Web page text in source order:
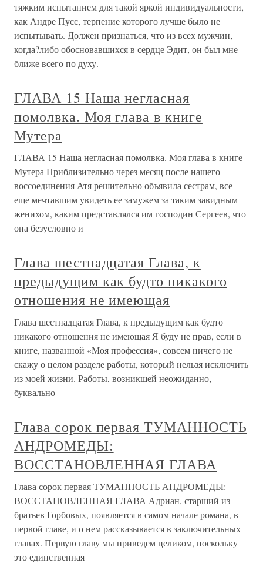
тяжким испытанием для такой яркой индивидуальности,
как Андре Пусс, терпение которого лучше было не
испытывать. Должен признаться, что из всех мужчин,
когда?либо обосновавшихся в сердце Эдит, он был мне
ближе всего по духу.
ГЛАВА 15 Наша негласная
помолвка. Моя глава в книге
Мутера
ГЛАВА 15 Наша негласная помолвка. Моя глава в книге
Мутера Приблизительно через месяц после нашего
воссоединения Атя решительно объявила сестрам, все
еще мечтавшим увидеть ее замужем за таким завидным
женихом, каким представлялся им господин Сергеев, что
она безусловно и
Глава шестнадцатая Глава, к
предыдущим как будто никакого
отношения не имеющая
Глава шестнадцатая Глава, к предыдущим как будто
никакого отношения не имеющая Я буду не прав, если в
книге, названной «Моя профессия», совсем ничего не
скажу о целом разделе работы, который нельзя исключить
из моей жизни. Работы, возникшей неожиданно,
буквально
Глава сорок первая ТУМАННОСТЬ
АНДРОМЕДЫ:
ВОССТАНОВЛЕННАЯ ГЛАВА
Глава сорок первая ТУМАННОСТЬ АНДРОМЕДЫ:
ВОССТАНОВЛЕННАЯ ГЛАВА Адриан, старший из
братьев Горбовых, появляется в самом начале романа, в
первой главе, и о нем рассказывается в заключительных
главах. Первую главу мы приведем целиком, поскольку
это единственная